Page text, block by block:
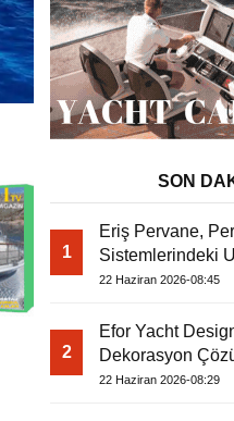
SON
1
Eriş Pervane,
Sistemlerindeki
Dergisi’nde
22 Haziran 2026-08:45
2
Efor Yacht
Dekorasyon
Dergisi’nde
22 Haziran 2026-08:29